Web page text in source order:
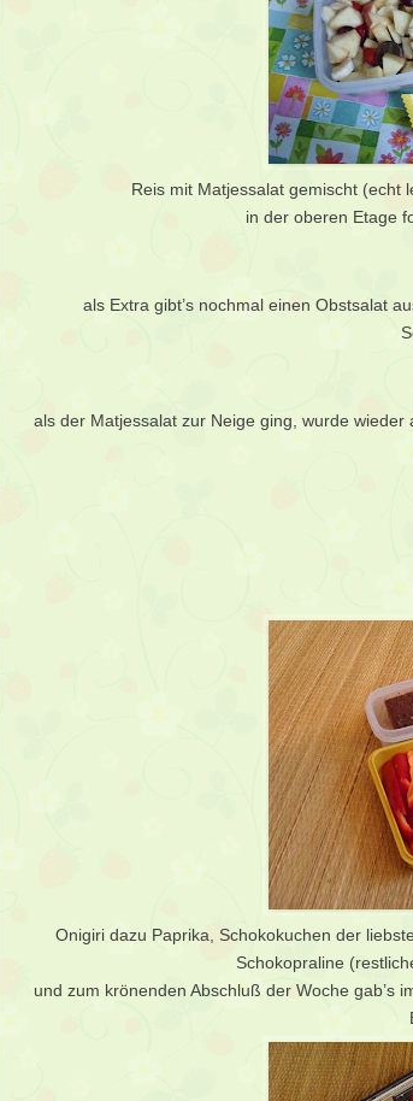
Reis mit Matjessalat gemischt (echt
in der oberen Etage
als Extra gibt’s nochmal einen Obstsalat
als der Matjessalat zur Neige ging, wurde wieder
Onigiri dazu Paprika, Schokokuchen der
Schokopraline
und zum krönenden Abschluß der Woche gab’s